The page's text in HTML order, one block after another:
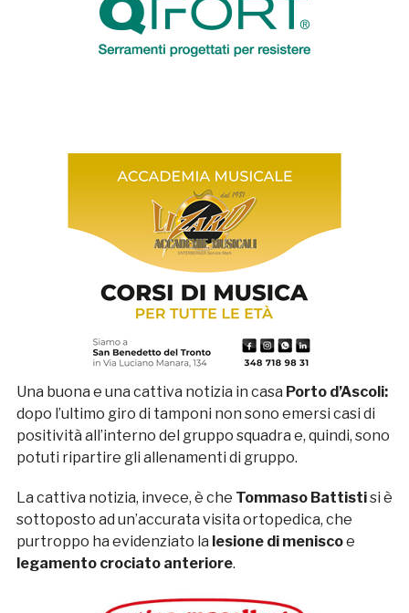
Una buona e una cattiva notizia in casa Porto d’Ascoli:
dopo l’ultimo giro di tamponi non sono emersi casi di
positività all’interno del gruppo squadra e, quindi, sono
potuti ripartire gli allenamenti di gruppo.
La cattiva notizia, invece, è che Tommaso Battistisi è
sottoposto ad un’accurata visita ortopedica, che
purtroppo ha evidenziato la lesione di meniscoe
legamento crociato anteriore.